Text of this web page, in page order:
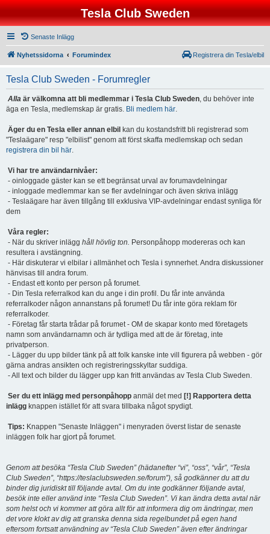
Tesla Club Sweden
Senaste Inlägg
Nyhetssidorna Forumindex Registrera din Tesla/elbil
Tesla Club Sweden - Forumregler
Alla är välkomna att bli medlemmar i Tesla Club Sweden, du behöver inte
äga en Tesla, medlemskap är gratis. Bli medlem här.
Äger du en Tesla eller annan elbil kan du kostandsfritt bli registrerad som
"Teslaägare" resp "elbilist" genom att först skaffa medlemskap och sedan
registrera din bil här.
Vi har tre användarnivåer:
- oinloggade gäster kan se ett begränsat urval av forumavdelningar
- inloggade medlemmar kan se fler avdelningar och även skriva inlägg
- Teslaägare har även tillgång till exklusiva VIP-avdelningar endast synliga för
dem
Våra regler:
- När du skriver inlägg håll hövlig ton. Personpåhopp modereras och kan
resultera i avstängning.
- Här diskuterar vi elbilar i allmänhet och Tesla i synnerhet. Andra diskussioner
hänvisas till andra forum.
- Endast ett konto per person på forumet.
- Din Tesla referralkod kan du ange i din profil. Du får inte använda
referralkoder någon annanstans på forumet! Du får inte göra reklam för
referralkoder.
- Företag får starta trådar på forumet - OM de skapar konto med företagets
namn som användarnamn och är tydliga med att de är företag, inte
privatperson.
- Lägger du upp bilder tänk på att folk kanske inte vill figurera på webben - gör
gärna andras ansikten och registreringsskyltar suddiga.
- All text och bilder du lägger upp kan fritt användas av Tesla Club Sweden.
Ser du ett inlägg med personpåhopp anmäl det med [!] Rapportera detta
inlägg knappen istället för att svara tillbaka något spydigt.
Tips: Knappen "Senaste Inläggen" i menyraden överst listar de senaste
inläggen folk har gjort på forumet.
Genom att besöka “Tesla Club Sweden” (hädanefter “vi”, “oss”, “vår”, “Tesla
Club Sweden”, “https://teslaclubsweden.se/forum”), så godkänner du att du
binder dig juridiskt till följande avtal. Om du inte godkänner följande avtal,
besök inte eller använd inte “Tesla Club Sweden”. Vi kan ändra detta avtal när
som helst och vi kommer att göra allt för att informera dig om ändringar, men
det vore klokt av dig att granska denna sida regelbundet på egen hand
eftersom fortsatt användning av “Tesla Club Sweden” även efter ändringar